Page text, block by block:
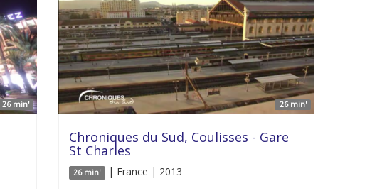
26 min' 26 min'
Chroniques du Sud, Coulisses - Gare
St Charles
26 min' | France | 2013